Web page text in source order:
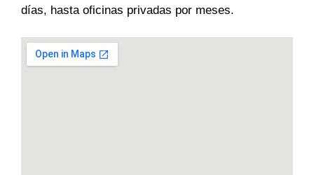
días, hasta oficinas privadas por meses.